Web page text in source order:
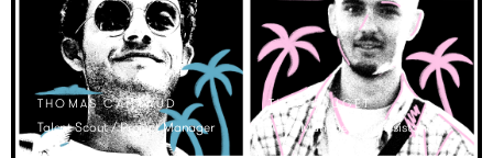
THOMAS CAILLAUD
Talent Scout / Project Manager
THÉO PAUGET
Artist Management Assistant